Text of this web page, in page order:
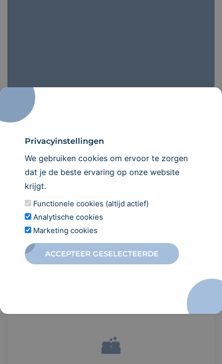
Maak een afspraak
INSCHRIJVEN
Privacyinstellingen
We gebruiken cookies om ervoor te zorgen
dat je de beste ervaring op onze website
krijgt.
Functionele cookies (altijd actief)
Analytische cookies
Marketing cookies
ACCEPTEER GESELECTEERDE